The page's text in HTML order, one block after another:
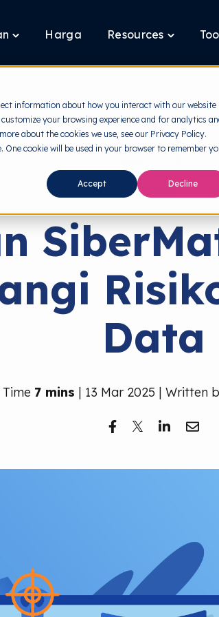
information about how you interact with our website
your browsing experience and for analytics
about the cookies we use, see our Privacy Policy.
cookie will be used in your browser to remember
Accept Decline
Toggle
Layanan
Harga Resources
Toggle
Resources
Solutions
Data
7 mins | 13 Mar 2025 | Written